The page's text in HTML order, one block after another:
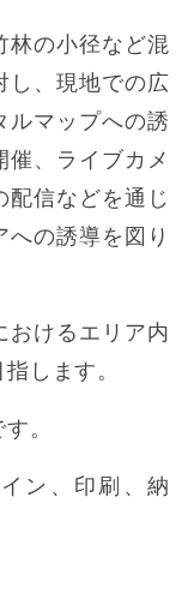
林の小径など混
し、現地での広
ルマップへの誘
、ライブカメ
配信などを通じ
の誘導を図り
おけるエリア内
します。
。
ン、印刷、納